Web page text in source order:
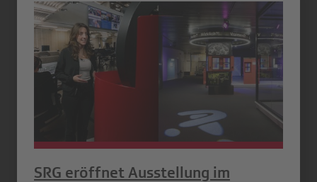
SRG eröffnet Ausstellung im